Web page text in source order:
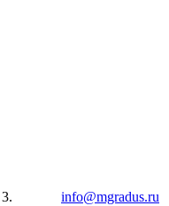
info@mgradus.ru